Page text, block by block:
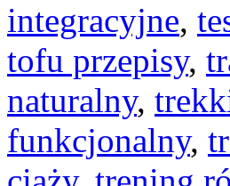
integracyjne,
tofu przepisy,
naturalny,
funkcjonalny,